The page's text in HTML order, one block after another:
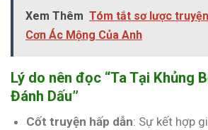
Xem Thêm Tóm tắt sơ lược
Cơn Ác Mộng Của Anh
Lý do nên đọc “Ta Tại Khủng
Đánh Dấu”
Cốt truyện hấp dẫn: Sự kết hợp